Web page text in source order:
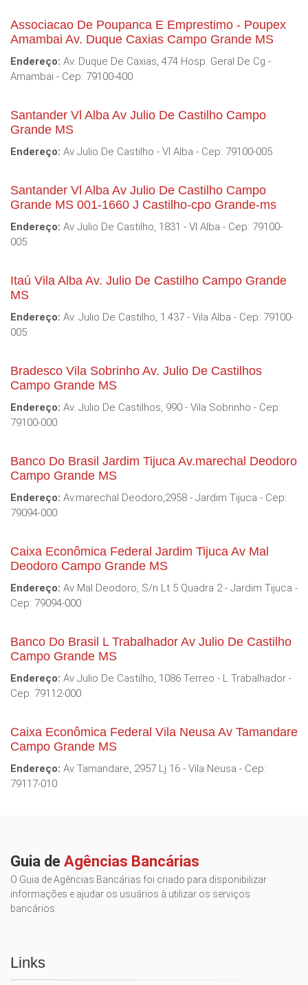
Associacao De Poupanca E Emprestimo - Poupex
Amambai Av. Duque Caxias Campo Grande MS
Endereço: Av. Duque De Caxias, 474 Hosp. Geral De Cg -
Amambai - Cep: 79100-400
Santander Vl Alba Av Julio De Castilho Campo
Grande MS
Endereço: Av Julio De Castilho - Vl Alba - Cep: 79100-005
Santander Vl Alba Av Julio De Castilho Campo
Grande MS 001-1660 J Castilho-cpo Grande-ms
Endereço: Av Julio De Castilho, 1831 - Vl Alba - Cep: 79100-
005
Itaú Vila Alba Av. Julio De Castilho Campo Grande
MS
Endereço: Av. Julio De Castilho, 1.437 - Vila Alba - Cep: 79100-
005
Bradesco Vila Sobrinho Av. Julio De Castilhos
Campo Grande MS
Endereço: Av. Julio De Castilhos, 990 - Vila Sobrinho - Cep:
79100-000
Banco Do Brasil Jardim Tijuca Av.marechal Deodoro
Campo Grande MS
Endereço: Av.marechal Deodoro,2958 - Jardim Tijuca - Cep:
79094-000
Caixa Econômica Federal Jardim Tijuca Av Mal
Deodoro Campo Grande MS
Endereço: Av Mal Deodoro, S/n Lt 5 Quadra 2 - Jardim Tijuca -
Cep: 79094-000
Banco Do Brasil L Trabalhador Av Julio De Castilho
Campo Grande MS
Endereço: Av Julio De Castilho, 1086 Terreo - L Trabalhador -
Cep: 79112-000
Caixa Econômica Federal Vila Neusa Av Tamandare
Campo Grande MS
Endereço: Av Tamandare, 2957 Lj 16 - Vila Neusa - Cep:
79117-010
Guia de Agências Bancárias
O Guia de Agências Bancárias foi criado para disponibilizar
informações e ajudar os usuários à utilizar os serviços
bancários.
Links